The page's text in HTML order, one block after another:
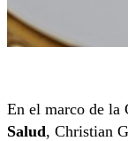
En el marco de la
Salud, Christian